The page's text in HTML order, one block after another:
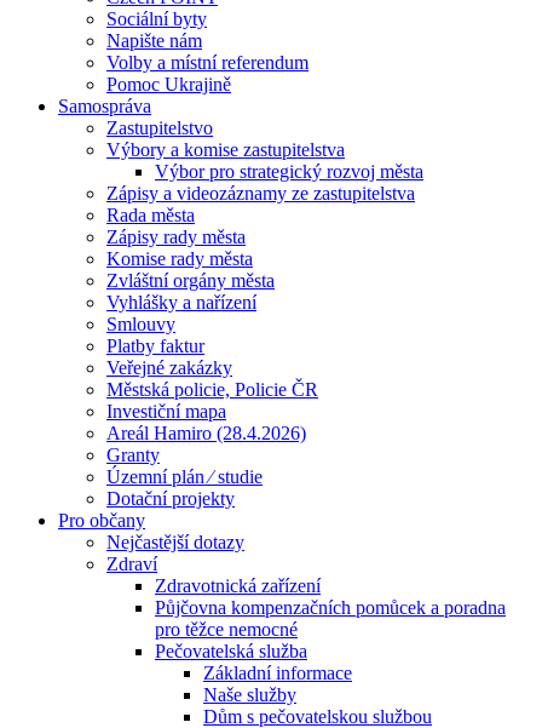
Sociální byty
Napište nám
Volby a místní referendum
Pomoc Ukrajině
Samospráva
Zastupitelstvo
Výbory a komise zastupitelstva
Výbor pro strategický rozvoj města
Zápisy a videozáznamy ze zastupitelstva
Rada města
Zápisy rady města
Komise rady města
Zvláštní orgány města
Vyhlášky a nařízení
Smlouvy
Platby faktur
Veřejné zakázky
Městská policie, Policie ČR
Investiční mapa
Areál Hamiro (28.4.2026)
Granty
Územní plán ⁄ studie
Dotační projekty
Pro občany
Nejčastější dotazy
Zdraví
Zdravotnická zařízení
Půjčovna kompenzačních pomůcek a poradna
pro těžce nemocné
Pečovatelská služba
Základní informace
Naše služby
Dům s pečovatelskou službou